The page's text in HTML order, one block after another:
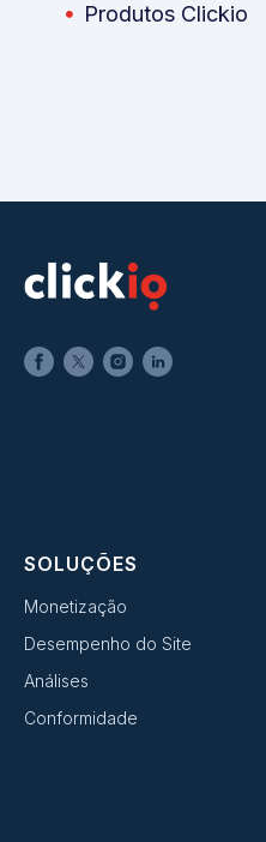
Produtos Clickio
SOLUÇÕES
Monetização
Desempenho do Site
Análises
Conformidade